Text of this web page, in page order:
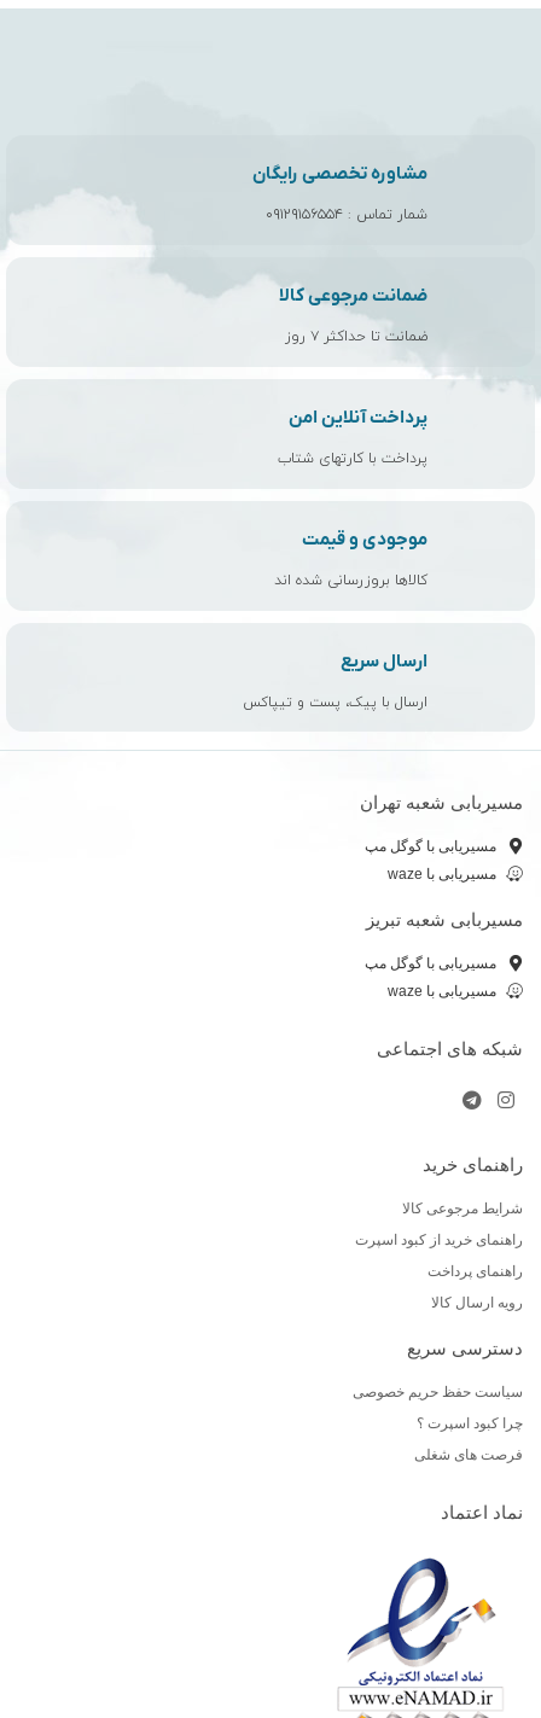
مشاوره تخصصی رایگان
شمار تماس : ۰۹۱۲۹۱۵۶۵۵۴
ضمانت مرجوعی کالا
ضمانت تا حداکثر ۷ روز
پرداخت آنلاین امن
پرداخت با کارتهای شتاب
موجودی و قیمت
کالاها بروزرسانی شده اند
ارسال سریع
ارسال با پیک، پست و تیپاکس
مسیربابی شعبه تهران
مسیریابی با گوگل مپ
مسیریابی با waze
مسیربابی شعبه تبریز
مسیریابی با گوگل مپ
مسیریابی با waze
شبکه های اجتماعی
راهنمای خرید
شرایط مرجوعی کالا
راهنمای خرید از کبود اسپرت
راهنمای پرداخت
رویه ارسال کالا
دسترسی سریع
سیاست حفظ حریم خصوصی
چرا کبود اسپرت ؟
فرصت های شغلی
نماد اعتماد